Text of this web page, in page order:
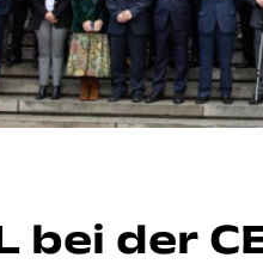
bei der